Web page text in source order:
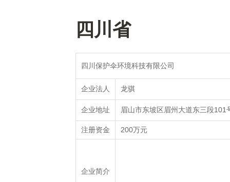
四川省
四川保护伞环境科技有限公司
企业法人 龙骐
企业地址 眉山市东坡区眉州大道东三段101
注册资金 200万元
企业简介